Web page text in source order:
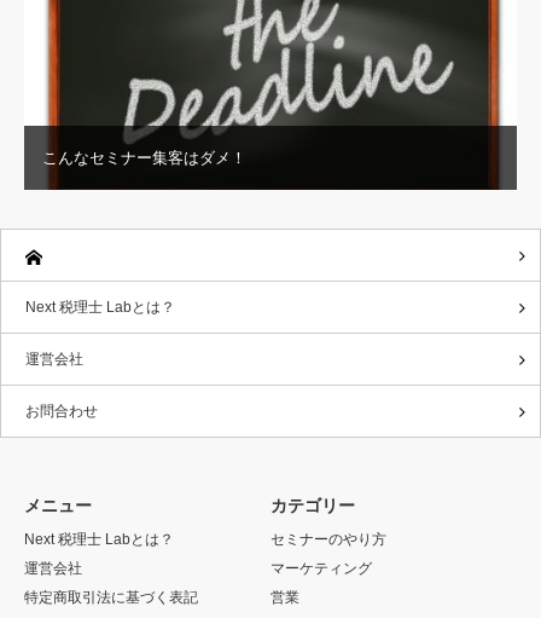
こんなセミナー集客はダメ！
Next 税理士 Labとは？
運営会社
お問合わせ
メニュー
Next 税理士 Labとは？
運営会社
特定商取引法に基づく表記
カテゴリー
セミナーのやり方
マーケティング
営業